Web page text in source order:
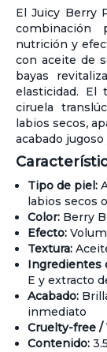
El Juicy Berry
combinación
nutrición y
con aceite de
bayas
elasticidad. El
ciruela
labios secos,
acabado jugoso
Tipo de piel:
labios secos
Color: Berry
Efecto:
Textura:
Ingredientes
E y extracto
Acabado:
inmediato
Cruelty-free /
Contenido: